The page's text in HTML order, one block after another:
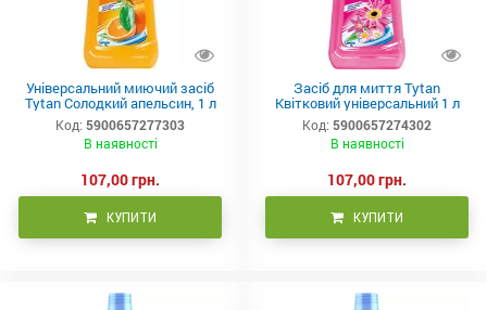
Універсальний миючий засіб
Tytan Солодкий апельсин, 1 л
Код: 5900657277303
В наявності
107,00 грн.
КУПИТИ
Засіб для миття Tytan
Квітковий універсальний 1 л
Код: 5900657274302
В наявності
107,00 грн.
КУПИТИ